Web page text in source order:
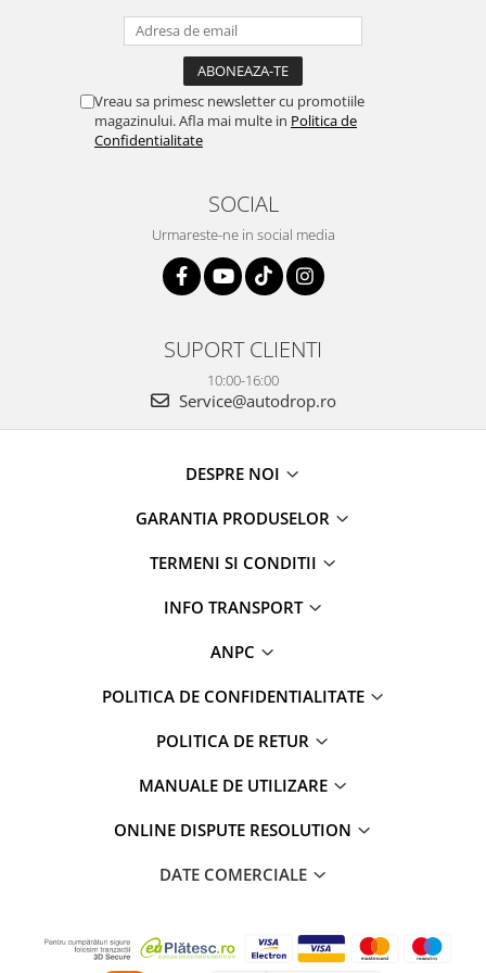
Vreau sa primesc newsletter cu promotiile
magazinului. Afla mai multe in Politica de
Confidentialitate
SOCIAL
Urmareste-ne in social media
SUPORT CLIENTI
10:00-16:00
Service@autodrop.ro
DESPRE NOI
GARANTIA PRODUSELOR
TERMENI SI CONDITII
INFO TRANSPORT
ANPC
POLITICA DE CONFIDENTIALITATE
POLITICA DE RETUR
MANUALE DE UTILIZARE
ONLINE DISPUTE RESOLUTION
DATE COMERCIALE